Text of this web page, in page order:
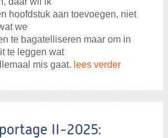
hoofdstuk aan toevoegen, niet
we
te bagatelliseren maar om in
te leggen wat
mis gaat. lees verder
II-2025: